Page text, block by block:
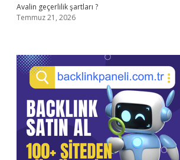
Avalin geçerlilik şartları ?
Temmuz 21, 2026